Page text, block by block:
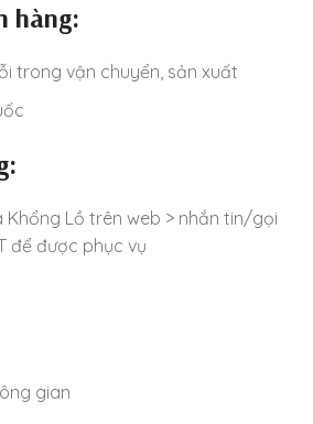
hàng:
trong vận chuyển, sản xuất
Khổng Lồ trên web > nhắn tin/gọi
để được phục vụ
gian